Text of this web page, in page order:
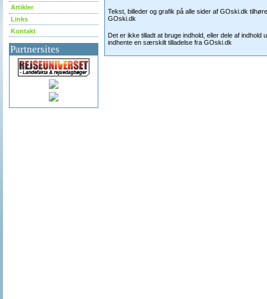
Artikler
Links
Kontakt
Partnersites
Tekst, billeder og grafik på alle sider af GOski.dk
GOski.dk
Det er ikke tilladt at bruge indhold, eller dele af indhold
indhente en særskilt tilladelse fra GOski.dk